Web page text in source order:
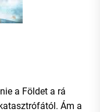
a Földet a rá
Ám a